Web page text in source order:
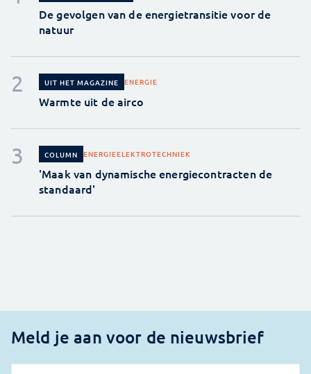
De gevolgen van de energietransitie voor de
natuur
UIT HET MAGAZINE ENERGIE
Warmte uit de airco
COLUMN ENERGIEELEKTROTECHNIEK
'Maak van dynamische energiecontracten de
standaard'
Meld je aan voor de nieuwsbrief